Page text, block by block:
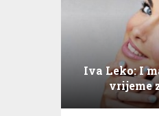
Iva Leko: I
vrijeme